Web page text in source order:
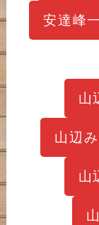
安達峰
山
山辺
山